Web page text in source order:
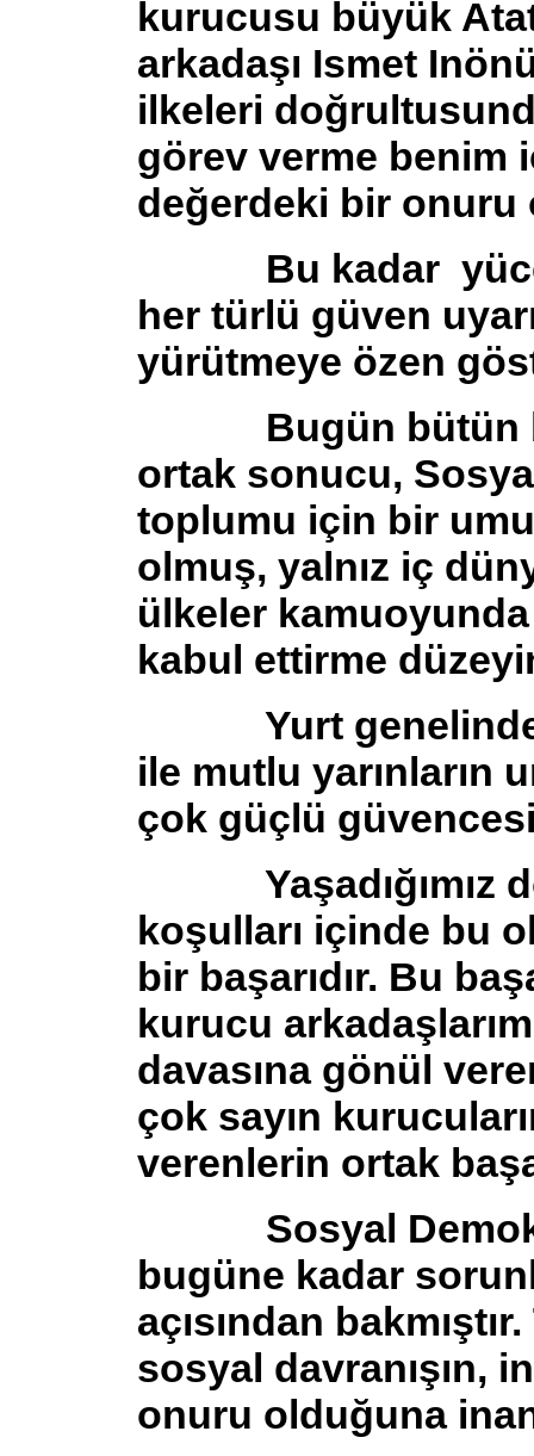
kurucusu büyük
arkadaşı Ismet
ilkeleri
görev verme benim
değerdeki bir onuru
Bu kadar yüce
her türlü güven
yürütmeye özen
Bugün bütün bu
ortak sonucu,
toplumu için bir
olmuş, yalnız iç
ülkeler
kabul ettirme
Yurt genelinde,
ile mutlu yarınların
çok güçlü
Yaşadığımız
koşulları içinde bu
bir başarıdır. Bu
kurucu
davasına gönül
çok sayın
verenlerin ortak
Sosyal
bugüne kadar
açısından
sosyal davranışın,
onuru olduğuna